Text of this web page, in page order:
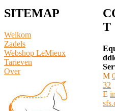
SITEMAP
Welkom
Zadels
Webshop LeMieux
​Tarieven
Over
T
M
32
E